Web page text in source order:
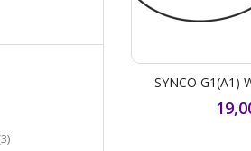
SYNCO G1(A1)
3elementi